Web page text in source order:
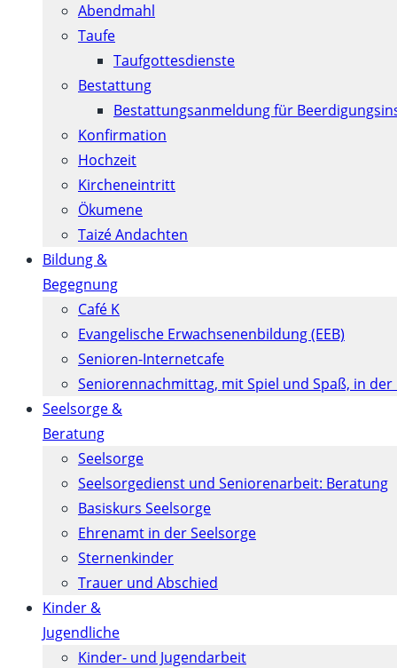
Abendmahl
Taufe
Taufgottesdienste
Bestattung
Bestattungsanmeldung für
Konfirmation
Hochzeit
Kircheneintritt
Ökumene
Taizé Andachten
Bildung &
Begegnung
Café K
Evangelische Erwachsenenbildung (EEB)
Senioren-Internetcafe
Seniorennachmittag, mit Spiel und Spaß, in
Seelsorge &
Beratung
Seelsorge
Seelsorgedienst und Seniorenarbeit: Beratung
Basiskurs Seelsorge
Ehrenamt in der Seelsorge
Sternenkinder
Trauer und Abschied
Kinder &
Jugendliche
Kinder- und Jugendarbeit